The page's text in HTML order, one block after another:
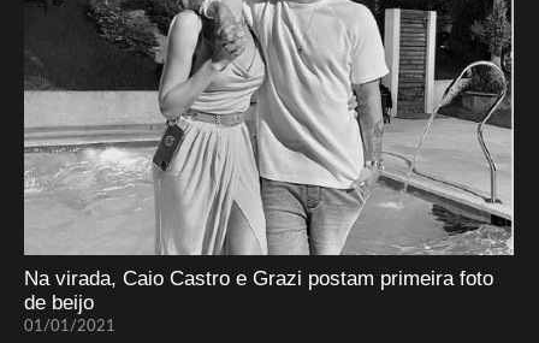
Na virada, Caio Castro e Grazi postam primeira foto
de beijo
01/01/2021